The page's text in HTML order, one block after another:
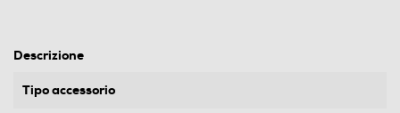
Descrizione
Tipo accessorio